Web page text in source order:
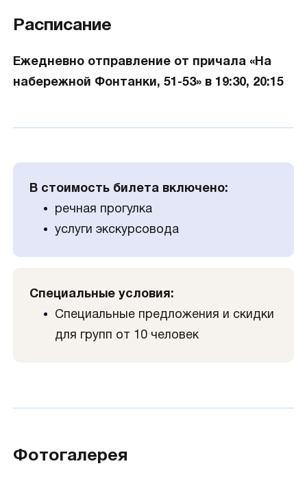
Расписание
Ежедневно отправление от причала «На
набережной Фонтанки, 51-53» в 19:30, 20:15
В стоимость билета включено:
речная прогулка
услуги экскурсовода
Специальные условия:
Специальные предложения и скидки
для групп от 10 человек
Фотогалерея